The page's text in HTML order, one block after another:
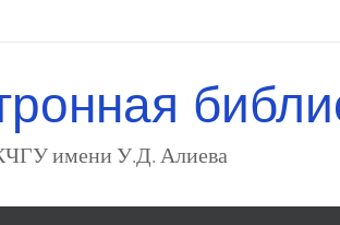
имени У.Д. Алиева